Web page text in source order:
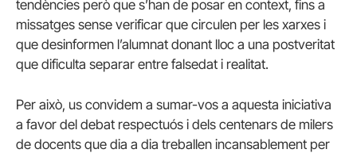
tendències però que s’han de posar en context, fins a
missatges sense verificar que circulen per les xarxes i
que desinformen l’alumnat donant lloc a una postveritat
que dificulta separar entre falsedat i realitat.
Per això, us convidem a sumar-vos a aquesta iniciativa
a favor del debat respectuós i dels centenars de milers
de docents que dia a dia treballen incansablement per